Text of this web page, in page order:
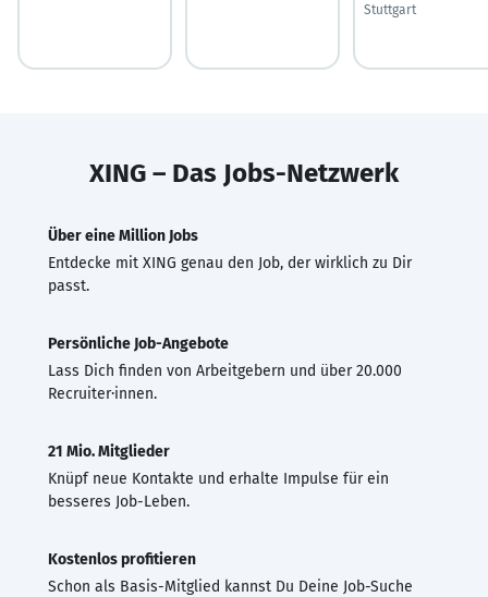
Stuttgart
XING – Das Jobs-Netzwerk
Über eine Million Jobs
Entdecke mit XING genau den Job, der wirklich zu Dir
passt.
Persönliche Job-Angebote
Lass Dich finden von Arbeitgebern und über 20.000
Recruiter·innen.
21 Mio. Mitglieder
Knüpf neue Kontakte und erhalte Impulse für ein
besseres Job-Leben.
Kostenlos profitieren
Schon als Basis-Mitglied kannst Du Deine Job-Suche